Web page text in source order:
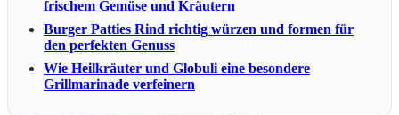
frischem Gemüse und Kräutern
Burger Patties Rind richtig würzen und formen für
den perfekten Genuss
Wie Heilkräuter und Globuli eine besondere
Grillmarinade verfeinern